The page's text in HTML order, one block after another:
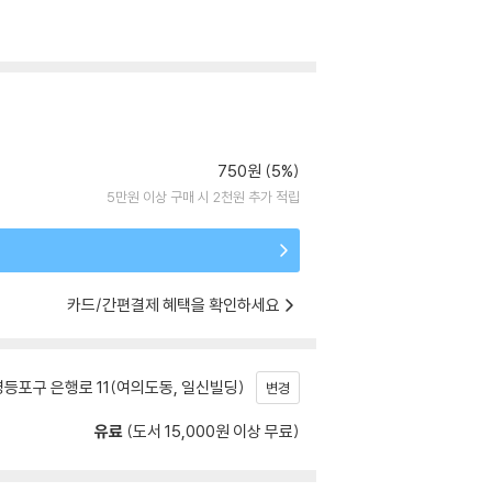
750원 (5%)
5만원 이상 구매 시 2천원 추가 적립
카드/간편결제 혜택을 확인하세요
포구 은행로 11(여의도동, 일신빌딩) 변경
유료 (도서 15,000원 이상 무료)